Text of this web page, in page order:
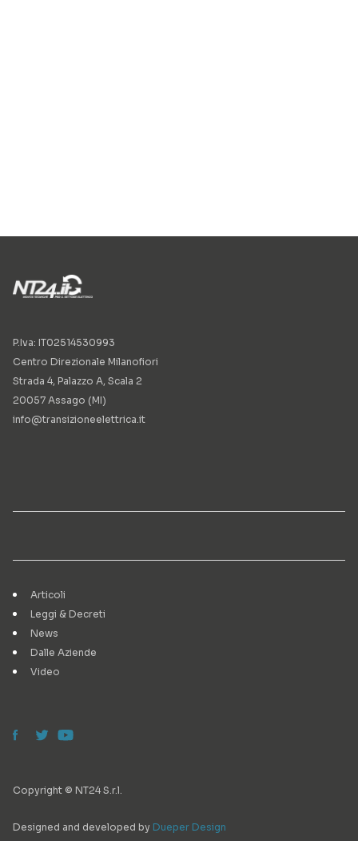
P.Iva: IT02514530993
Centro Direzionale Milanofiori
Strada 4, Palazzo A, Scala 2
20057 Assago (MI)
info@transizioneelettrica.it
Articoli
Leggi & Decreti
News
Dalle Aziende
Video
Copyright © NT24 S.r.l.
Designed and developed by Dueper Design